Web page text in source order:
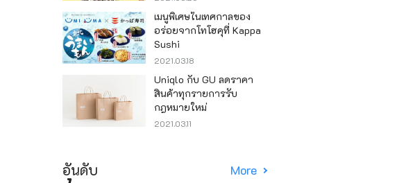
โลก อิเคะบุคุโระ
เมนูพิเศษในเทศกาลของ
อร่อยจากโทโฮคุที่ Kappa
Sushi
2021.03.18
Uniqlo กับ GU ลดราคา
สินค้าทุกรายการรับ
กฎหมายใหม่
2021.03.11
อันดับ More